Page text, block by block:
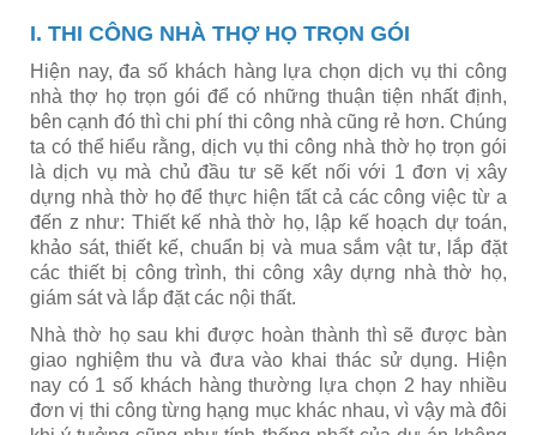
I. THI CÔNG NHÀ THỢ HỌ TRỌN GÓI
Hiện nay, đa số khách hàng lựa chọn dịch vụ thi công
nhà thợ họ trọn gói để có những thuận tiện nhất định,
bên cạnh đó thì chi phí thi công nhà cũng rẻ hơn. Chúng
ta có thể hiểu rằng, dịch vụ thi công nhà thờ họ trọn gói
là dịch vụ mà chủ đầu tư sẽ kết nối với 1 đơn vị xây
dựng nhà thờ họ để thực hiện tất cả các công việc từ a
đến z như: Thiết kế nhà thờ họ, lập kế hoạch dự toán,
khảo sát, thiết kế, chuẩn bị và mua sắm vật tư, lắp đặt
các thiết bị công trình, thi công xây dựng nhà thờ họ,
giám sát và lắp đặt các nội thất.
Nhà thờ họ sau khi được hoàn thành thì sẽ được bàn
giao nghiệm thu và đưa vào khai thác sử dụng. Hiện
nay có 1 số khách hàng thường lựa chọn 2 hay nhiều
đơn vị thi công từng hạng mục khác nhau, vì vậy mà đôi